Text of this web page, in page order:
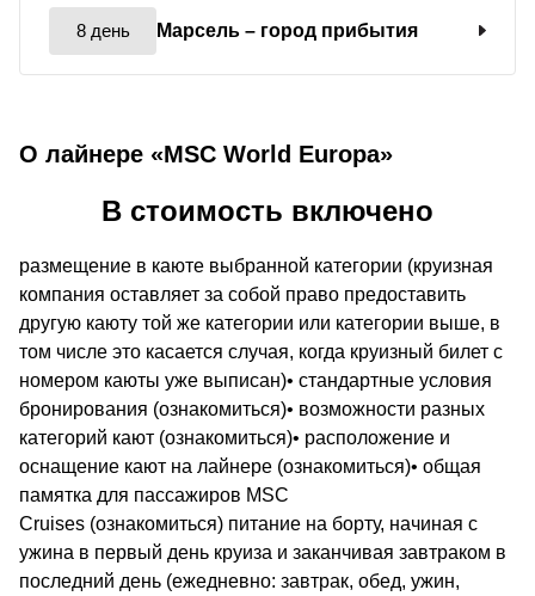
8 день Марсель – город прибытия
О лайнере «MSC World Europa»
В стоимость включено
размещение в каюте выбранной категории (круизная
компания оставляет за собой право предоставить
другую каюту той же категории или категории выше, в
том числе это касается случая, когда круизный билет с
номером каюты уже выписан)• стандартные условия
бронирования (ознакомиться)• возможности разных
категорий кают (ознакомиться)• расположение и
оснащение кают на лайнере (ознакомиться)• общая
памятка для пассажиров MSC
Cruises (ознакомиться) питание на борту, начиная с
ужина в первый день круиза и заканчивая завтраком в
последний день (ежедневно: завтрак, обед, ужин,